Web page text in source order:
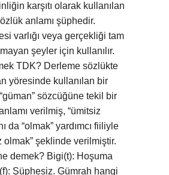
karşıtı olarak kullanılan
anlamı şüphedir.
varlığı veya gerçekliği tam
şeyler için kullanılır.
TDK? Derleme sözlükte
yöresinde kullanılan bir
sözcüğüne tekil bir
verilmiş, “ümitsiz
da “olmak” yardımcı fiiliyle
olmak” şeklinde verilmiştir.
demek? Bigi(t): Hoşuma
Şüphesiz. Gümrah hangi